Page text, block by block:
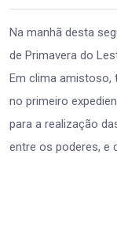
Na manhã desta
de Primavera do
Em clima amistoso,
no primeiro
para a realização
entre os poderes, e